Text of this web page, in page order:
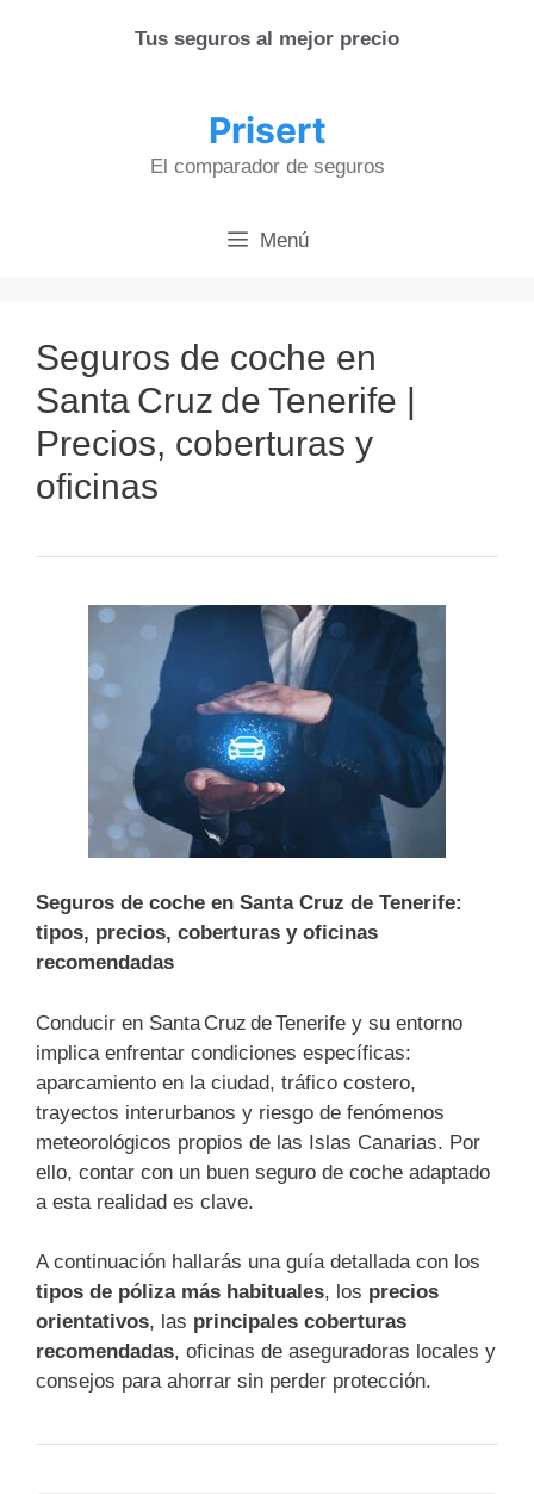
Tus seguros al mejor precio
Prisert
El comparador de seguros
Menú
Seguros de coche en
Santa Cruz de Tenerife |
Precios, coberturas y
oficinas
Seguros de coche en Santa Cruz de Tenerife:
tipos, precios, coberturas y oficinas
recomendadas
Conducir en Santa Cruz de Tenerife y su entorno
implica enfrentar condiciones específicas:
aparcamiento en la ciudad, tráfico costero,
trayectos interurbanos y riesgo de fenómenos
meteorológicos propios de las Islas Canarias. Por
ello, contar con un buen seguro de coche adaptado
a esta realidad es clave.
A continuación hallarás una guía detallada con los
tipos de póliza más habituales, los precios
orientativos, las principales coberturas
recomendadas, oficinas de aseguradoras locales y
consejos para ahorrar sin perder protección.